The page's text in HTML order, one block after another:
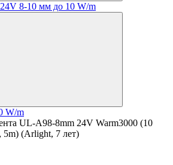
8-10 мм до 10 W/m
W/m
UL-A98-8mm 24V Warm3000 (10
5m) (Arlight, 7 лет)